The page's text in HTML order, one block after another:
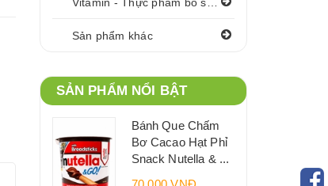
Sản phẩm khác
SẢN PHẨM NỔI BẬT
Bánh Que Chấm
Bơ Cacao Hạt Phỉ
Snack Nutella & ...